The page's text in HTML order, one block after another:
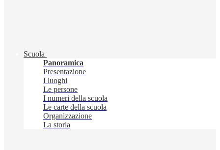
Scuola
Panoramica
Presentazione
I luoghi
Le persone
I numeri della scuola
Le carte della scuola
Organizzazione
La storia